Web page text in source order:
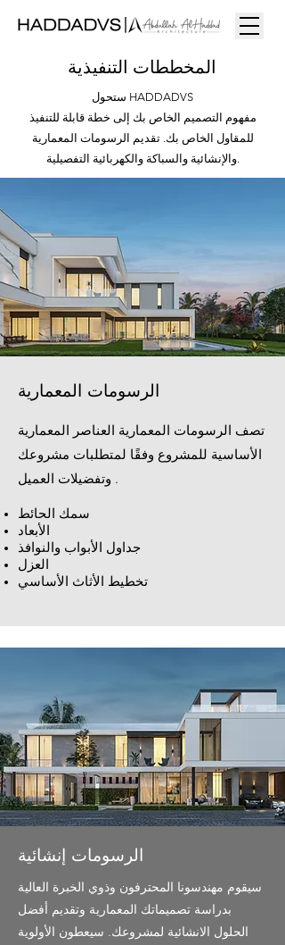
المخططات التنفيذية
ستحول HADDADVS
مفهوم التصميم الخاص بك إلى خطة قابلة للتنفيذ
للمقاول الخاص بك. تقديم الرسومات المعمارية
والإنشائية والسباكة والكهربائية التفصيلية.
الرسومات المعمارية
تصف الرسومات المعمارية العناصر المعمارية
الأساسية للمشروع وفقًا لمتطلبات مشروعك
وتفضيلات العميل .
سمك الحائط
الأبعاد
جداول الأبواب والنوافذ
العزل
تخطيط الأثاث الأساسي
الرسومات إنشائية
سيقوم مهندسونا المحترفون وذوي الخبرة العالية
بدراسة تصميماتك المعمارية وتقديم أفضل
الحلول الانشائية لمشروعك. سيعطون الأولوية